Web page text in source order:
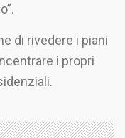
di rivedere i piani
i propri